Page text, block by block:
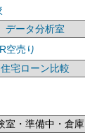
データ分析室
空売り
住宅ローン比較
室・準備中・倉庫